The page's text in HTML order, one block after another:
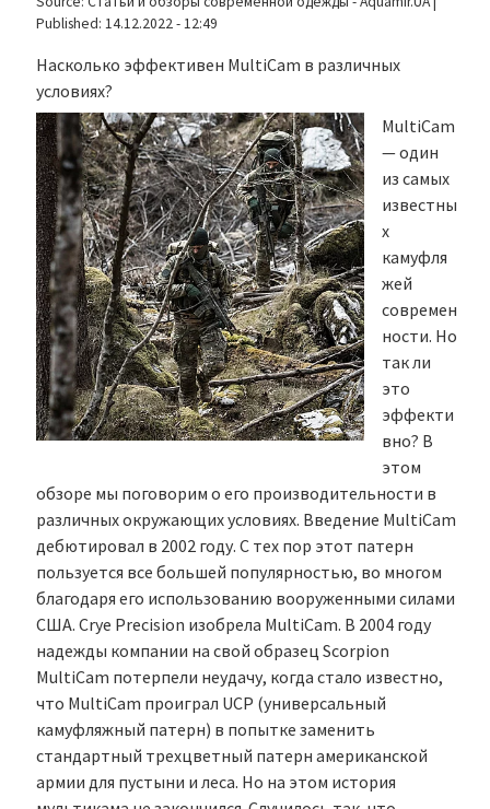
Published: 14.12.2022 - 12:49
Насколько эффективен MultiCam в различных
условиях?
MultiCam
— один
из самых
известны
х
камуфля
жей
современ
ности. Но
так ли
это
эффекти
вно? В
этом
обзоре мы поговорим о его производительности в
различных окружающих условиях. Введение MultiCam
дебютировал в 2002 году. С тех пор этот патерн
пользуется все большей популярностью, во многом
благодаря его использованию вооруженными силами
США. Crye Precision изобрела MultiCam. В 2004 году
надежды компании на свой образец Scorpion
MultiCam потерпели неудачу, когда стало известно,
что MultiCam проиграл UCP (универсальный
камуфляжный патерн) в попытке заменить
стандартный трехцветный патерн американской
армии для пустыни и леса. Но на этом история